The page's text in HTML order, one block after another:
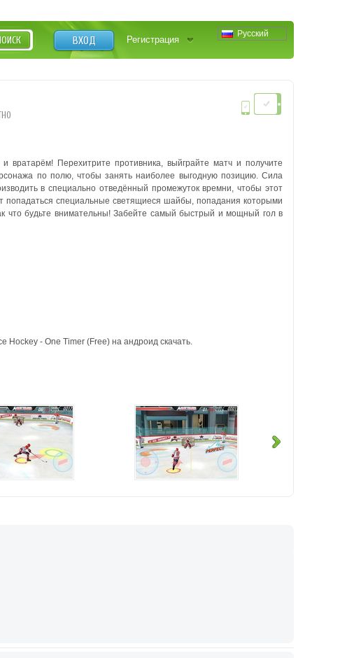
Русский
ВХОД Регистрация
вратарём! Перехитрите противника, выйграйте матч и получите
по полю, чтобы занять наиболее выгодную позицию. Сила
в специально отведённый промежуток времни, чтобы этот
попадаться специальные светящиеся шайбы, попадания которыми
что будьте внимательны! Забейте самый быстрый и мощный гол в
Hockey - One Timer (Free) на андроид скачать.